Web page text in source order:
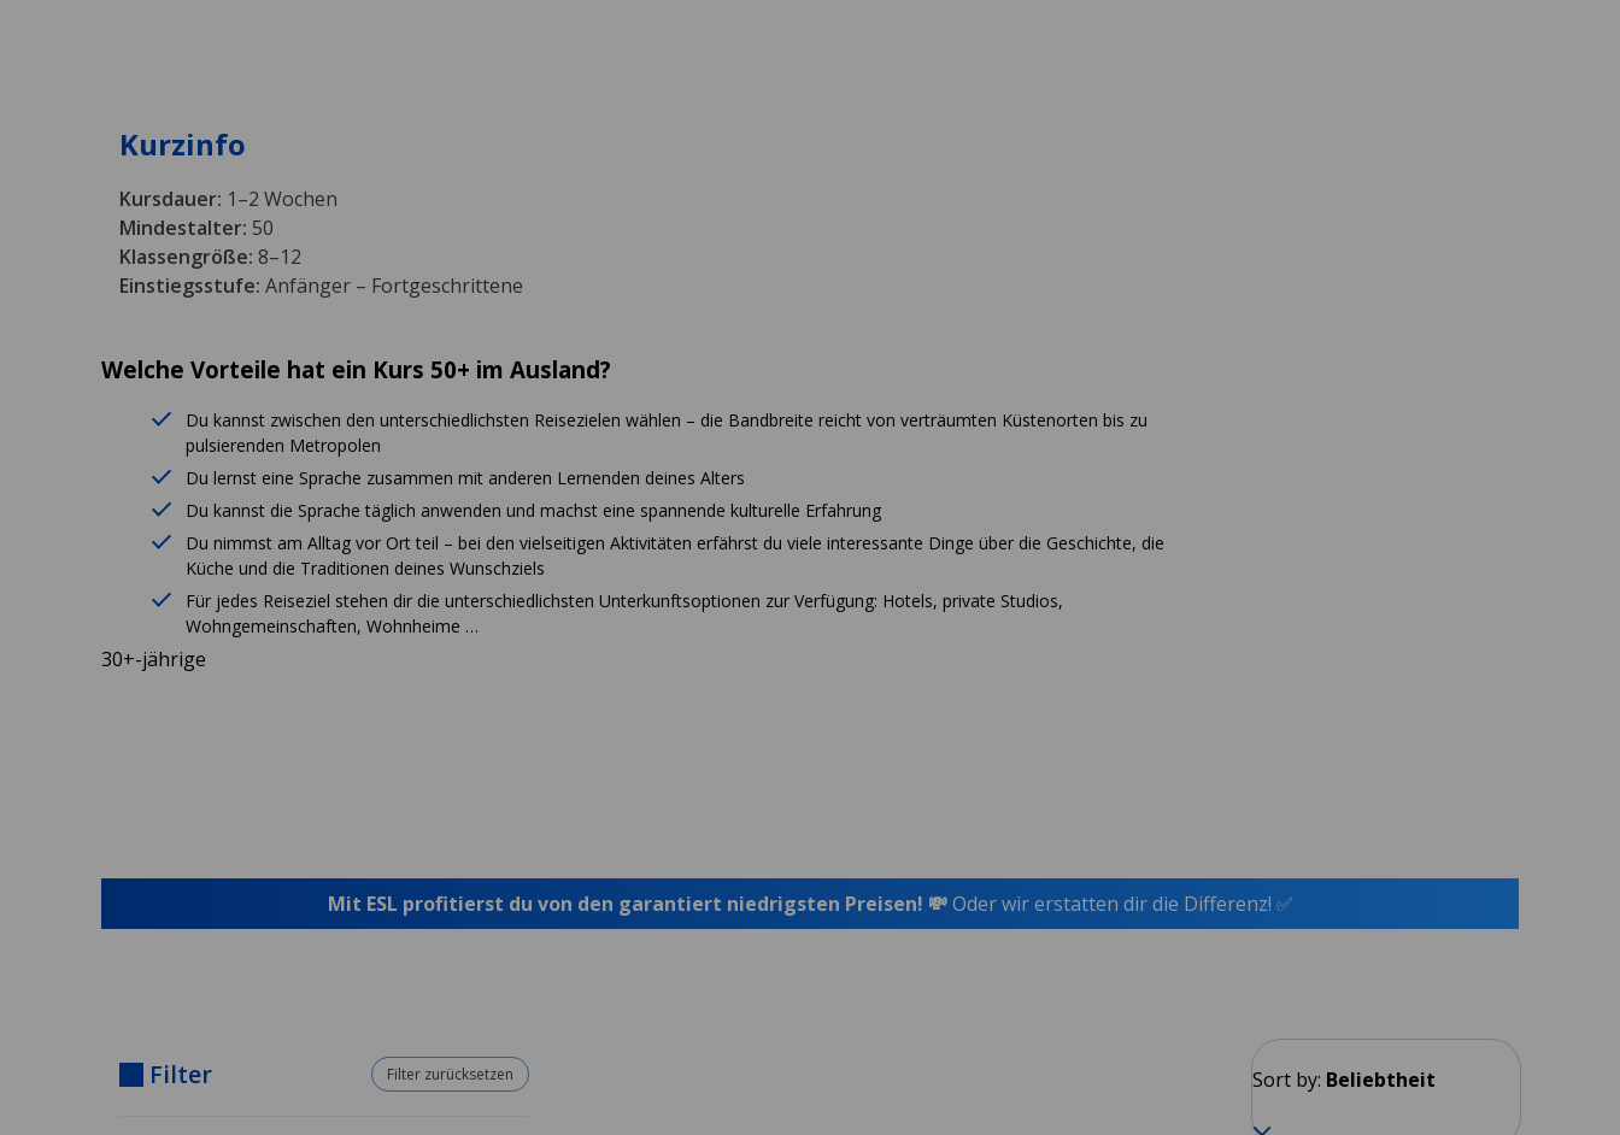
Kurzinfo
Kursdauer: 1–2 Wochen
Mindestalter: 50
Klassengröße: 8–12
Einstiegsstufe: Anfänger – Fortgeschrittene
Welche Vorteile hat ein Kurs 50+ im Ausland?
Du kannst zwischen den unterschiedlichsten Reisezielen wählen – die Bandbreite reicht von verträumten Küstenorten bis zu
pulsierenden Metropolen
Du lernst eine Sprache zusammen mit anderen Lernenden deines Alters
Du kannst die Sprache täglich anwenden und machst eine spannende kulturelle Erfahrung
Du nimmst am Alltag vor Ort teil – bei den vielseitigen Aktivitäten erfährst du viele interessante Dinge über die Geschichte, die
Küche und die Traditionen deines Wunschziels
Für jedes Reiseziel stehen dir die unterschiedlichsten Unterkunftsoptionen zur Verfügung: Hotels, private Studios,
Wohngemeinschaften, Wohnheime …
30+-jährige
Mit ESL profitierst du von den garantiert niedrigsten Preisen! 💸Oder wir erstatten dir die Differenz! ✅
Filter Filter zurücksetzen Sort by: Beliebtheit